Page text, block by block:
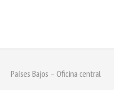
Países Bajos – Oficina central